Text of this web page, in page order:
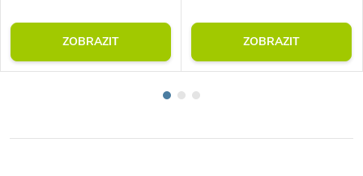
ZOBRAZIT ZOBRAZIT